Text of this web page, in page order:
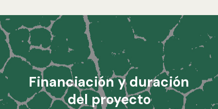
Financiación y duración
del proyecto